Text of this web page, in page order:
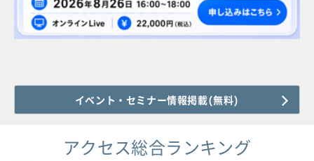
イベント・セミナー情報掲載(無料)
アクセス総合ランキング